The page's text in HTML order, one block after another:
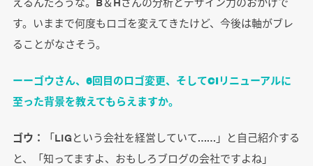
す。いままで何度もロゴを変えてきたけど、今後は軸がブレ
ることがなさそう。
ーーゴウさん、6回目のロゴ変更、そしてCIリニューアルに
至った背景を教えてもらえますか。
ゴウ：
「LIGという会社を経営していて……」と自己紹介する
と、「知ってますよ、おもしろブログの会社ですよね」